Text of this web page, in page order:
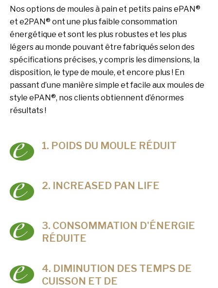
Nos options de moules à pain et petits pains ePAN®
et e2PAN® ont une plus faible consommation
énergétique et sont les plus robustes et les plus
légers au monde pouvant être fabriqués selon des
spécifications précises, y compris les dimensions, la
disposition, le type de moule, et encore plus ! En
passant d’une manière simple et facile aux moules de
style ePAN®, nos clients obtiennent d’énormes
résultats !
1. POIDS DU MOULE RÉDUIT
2. INCREASED PAN LIFE
3. CONSOMMATION D'ÉNERGIE
RÉDUITE
4. DIMINUTION DES TEMPS DE
CUISSON ET DE